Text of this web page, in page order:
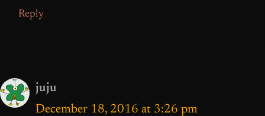
Reply
juju
December 18, 2016 at 3:26 pm